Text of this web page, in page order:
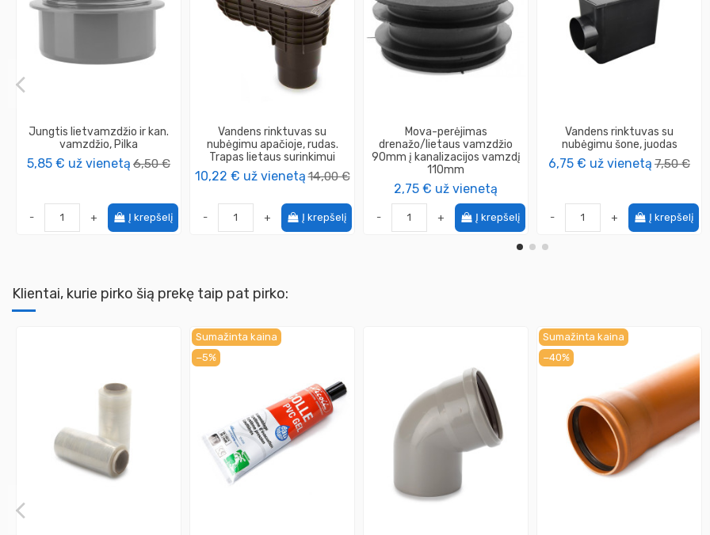
Jungtis lietvamzdžio ir kan.
vamzdžio, Pilka
5,85 € už vienetą 6,50 €
- + Į krepšelį
Vandens rinktuvas su
nubėgimu apačioje, rudas.
Trapas lietaus surinkimui
10,22 € už vienetą14,00 €
- + Į krepšelį
Mova-perėjimas
drenažo/lietaus vamzdžio
90mm į kanalizacijos vamzdį
110mm
2,75 € už vienetą
- + Į krepšelį
Vandens rinktuvas su
nubėgimu šone, juodas
6,75 € už vienetą 7,50 €
- + Į krepšelį
Klientai, kurie pirko šią prekę taip pat pirko:
Sumažinta kaina
−5%
Sumažinta kaina
−40%